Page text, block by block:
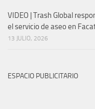
VIDEO | Trash Global
el servicio de aseo en
13 JULIO, 2026
ESPACIO PUBLICITARIO